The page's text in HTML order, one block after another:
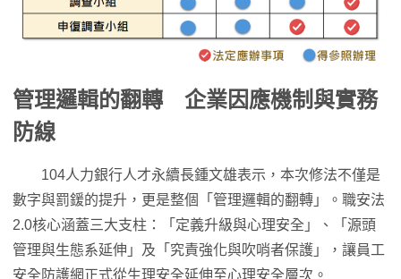
管理邏輯的翻轉 企業因應機制與實務
防線
104人力銀行人才永續長鍾文雄表示，本次修法不僅是
數字與罰鍰的提升，更是整個「管理邏輯的翻轉」。職安法
2.0核心涵蓋三大支柱：「定義升級與心理安全」、「源頭
管理與生態系延伸」及「究責強化與吹哨者保護」，讓員工
安全防護網正式從生理安全延伸至心理安全層次。